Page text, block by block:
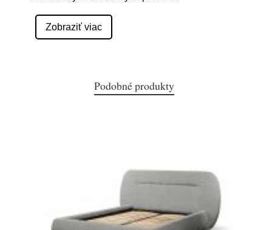
Zobraziť viac
Podobné produkty